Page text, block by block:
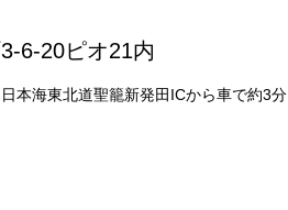
6-20ピオ21内
本海東北道聖籠新発田ICから車で約3分